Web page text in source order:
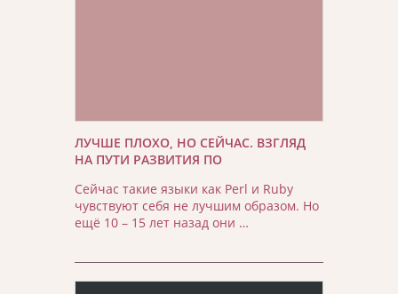
ЛУЧШЕ ПЛОХО, НО СЕЙЧАС. ВЗГЛЯД
НА ПУТИ РАЗВИТИЯ ПО
Сейчас такие языки как Perl и Ruby
чувствуют себя не лучшим образом. Но
ещё 10 – 15 лет назад они …